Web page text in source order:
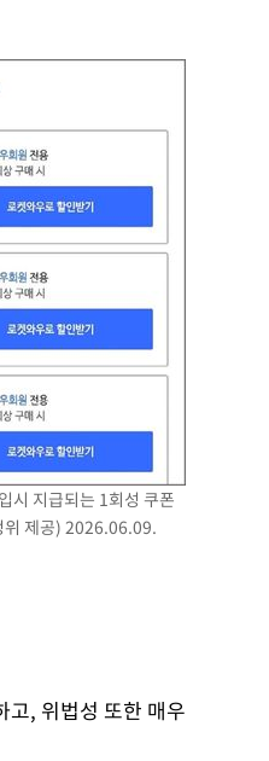
시 지급되는 1회성 쿠폰
위 제공) 2026.06.09.
고, 위법성 또한 매우